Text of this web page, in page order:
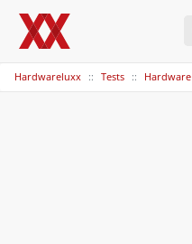
Hardwareluxx Tests Hardware